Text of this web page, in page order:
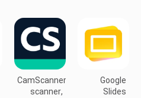
Google
Slides
CamScanner-
scanner,